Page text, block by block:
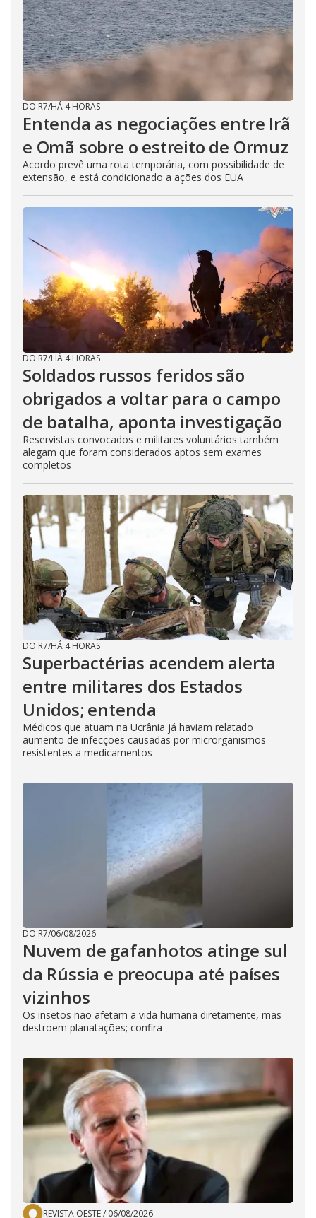
DO R7/HÁ 4 HORAS
Entenda as negociações entre Irã
e Omã sobre o estreito de Ormuz
Acordo prevê uma rota temporária, com possibilidade de
extensão, e está condicionado a ações dos EUA
DO R7/HÁ 4 HORAS
Soldados russos feridos são
obrigados a voltar para o campo
de batalha, aponta investigação
Reservistas convocados e militares voluntários também
alegam que foram considerados aptos sem exames
completos
DO R7/HÁ 4 HORAS
Superbactérias acendem alerta
entre militares dos Estados
Unidos; entenda
Médicos que atuam na Ucrânia já haviam relatado
aumento de infecções causadas por microrganismos
resistentes a medicamentos
DO R7/06/08/2026
Nuvem de gafanhotos atinge sul
da Rússia e preocupa até países
vizinhos
Os insetos não afetam a vida humana diretamente, mas
destroem planatações; confira
REVISTA OESTE/ 06/08/2026